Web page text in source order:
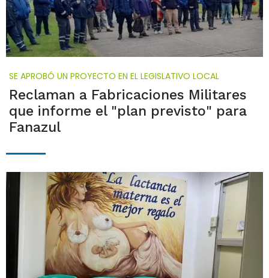
SE APROBÓ UN PROYECTO EN EL LEGISLATIVO LOCAL
Reclaman a Fabricaciones Militares
que informe el "plan previsto" para
Fanazul